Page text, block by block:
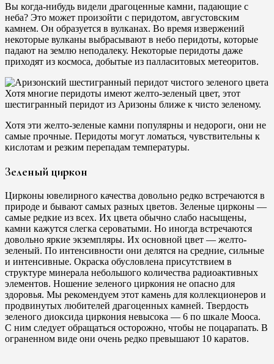
Вы когда-нибудь видели драгоценные камни, падающие с
неба? Это может произойти с перидотом, августовским
камнем. Он образуется в вулканах. Во время извержений
некоторые вулканы выбрасывают в небо перидоты, которые
падают на землю неподалеку. Некоторые перидоты даже
приходят из космоса, добытые из палласитовых метеоритов.
Хотя многие перидоты имеют желто-зеленый цвет, этот
шестигранный перидот из Аризоны ближе к чисто зеленому.
Хотя эти желто-зеленые камни популярны и недороги, они не
самые прочные. Перидоты могут ломаться, чувствительны к
кислотам и резким перепадам температуры.
Зеленый циркон
Цирконы ювелирного качества довольно редко встречаются в
природе и бывают самых разных цветов. Зеленые цирконы —
самые редкие из всех. Их цвета обычно слабо насыщены,
камни кажутся слегка сероватыми. Но иногда встречаются
довольно яркие экземпляры. Их основной цвет — желто-
зеленый. По интенсивности они делятся на средние, сильные
и интенсивные. Окраска обусловлена присутствием в
структуре минерала небольшого количества радиоактивных
элементов. Ношение зеленого циркония не опасно для
здоровья. Мы рекомендуем этот камень для коллекционеров и
продвинутых любителей драгоценных камней. Твердость
зеленого диоксида циркония невысока — 6 по шкале Мооса.
С ним следует обращаться осторожно, чтобы не поцарапать. В
ограненном виде они очень редко превышают 10 каратов.